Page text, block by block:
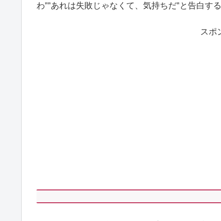
わ””あれは失敗じゃなくて、気持ちだ”と告白する
スポ